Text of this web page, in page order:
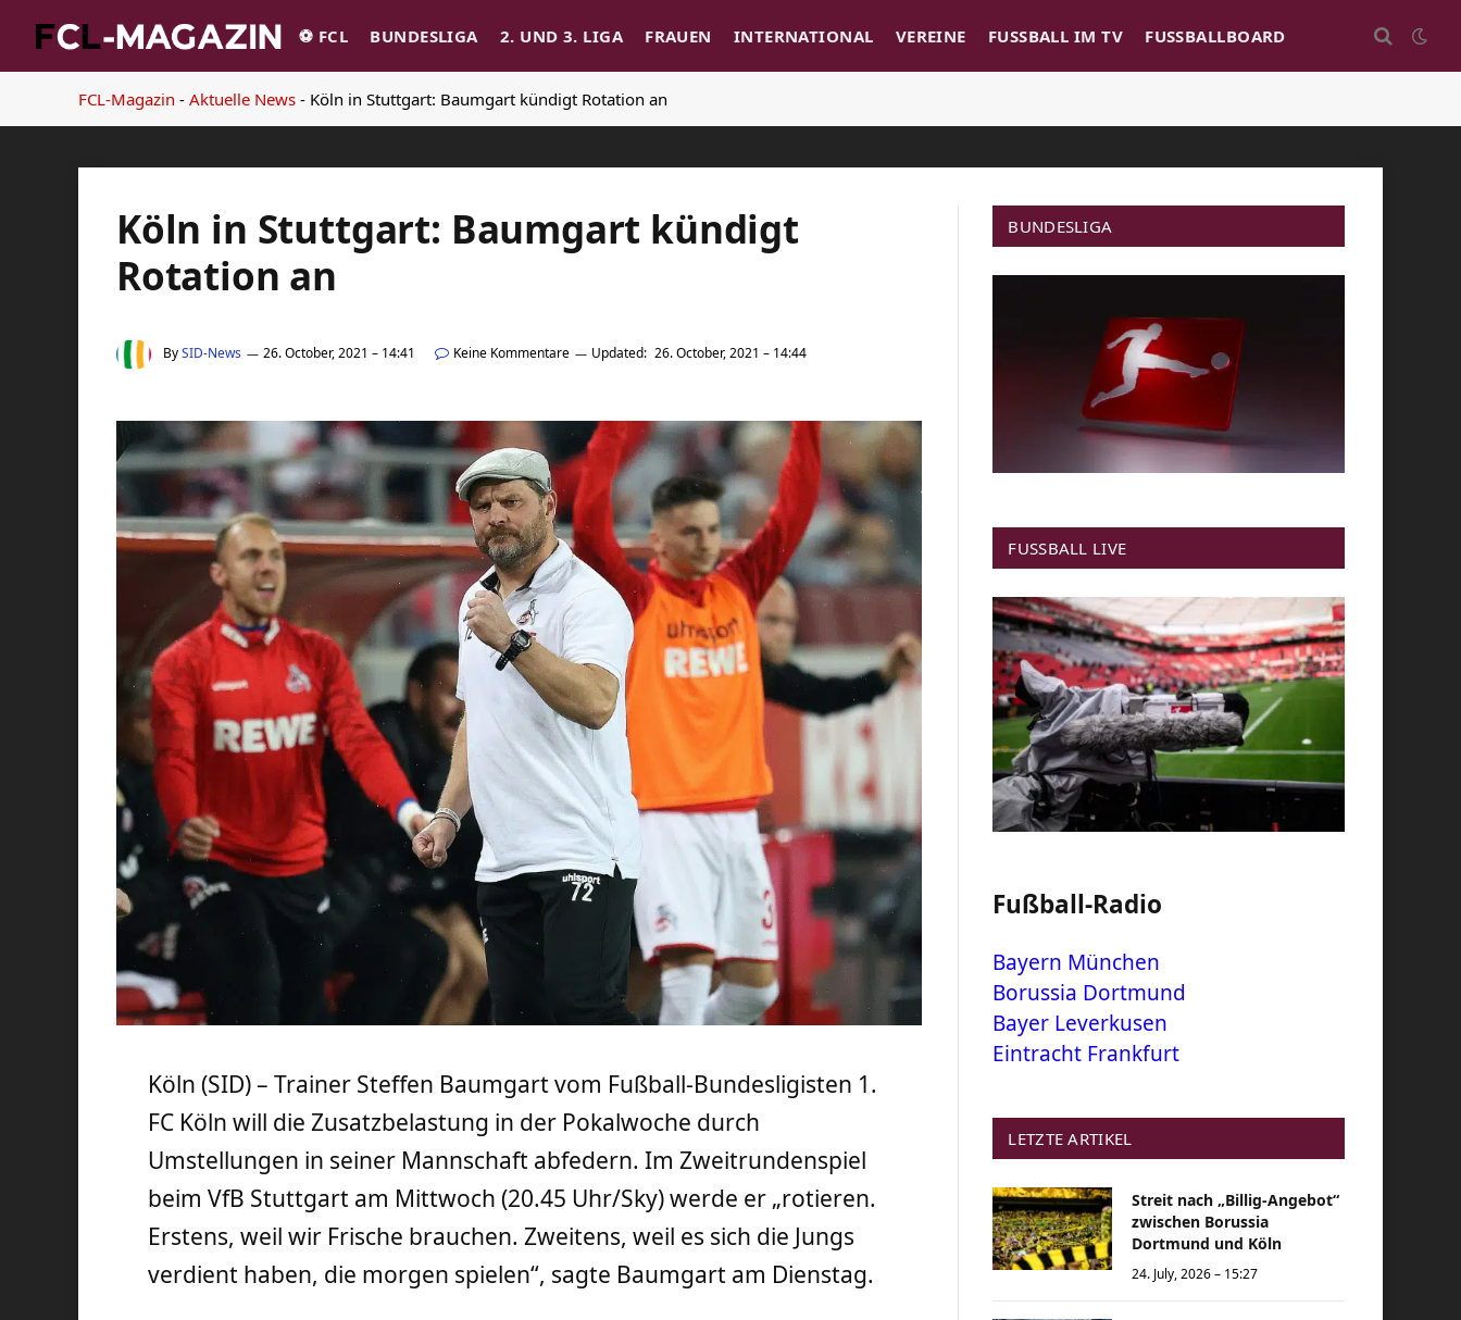
⚽️ FCL BUNDESLIGA 2. UND 3. LIGA FRAUEN INTERNATIONAL VEREINE FUSSBALL IM TV FUSSBALLBOARD
FCL-Magazin - Aktuelle News - Köln in Stuttgart: Baumgart kündigt Rotation an
Köln in Stuttgart: Baumgart kündigt
Rotation an
BySID-News 26. October, 2021 – 14:41 Keine Kommentare Updated: 26. October, 2021 – 14:44
Köln (SID) – Trainer Steffen Baumgart vom Fußball-Bundesligisten 1.
FC Köln will die Zusatzbelastung in der Pokalwoche durch
Umstellungen in seiner Mannschaft abfedern. Im Zweitrundenspiel
beim VfB Stuttgart am Mittwoch (20.45 Uhr/Sky) werde er „rotieren.
Erstens, weil wir Frische brauchen. Zweitens, weil es sich die Jungs
verdient haben, die morgen spielen“, sagte Baumgart am Dienstag.
BUNDESLIGA
FUSSBALL LIVE
Fußball-Radio
Bayern München
Borussia Dortmund
Bayer Leverkusen
Eintracht Frankfurt
LETZTE ARTIKEL
Streit nach „Billig-Angebot“
zwischen Borussia
Dortmund und Köln
24. July, 2026 – 15:27